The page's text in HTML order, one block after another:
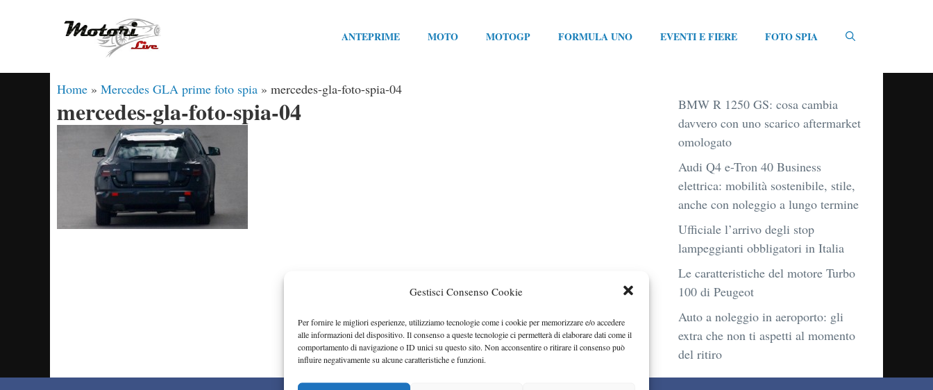
Gestisci Consenso Cookie
Per fornire le migliori esperienze, utilizziamo tecnologie come i cookie per memorizzare e/o accedere
alle informazioni del dispositivo. Il consenso a queste tecnologie ci permetterà di elaborare dati come il
comportamento di navigazione o ID unici su questo sito. Non acconsentire o ritirare il consenso può
influire negativamente su alcune caratteristiche e funzioni.
ANTEPRIME MOTO MOTOGP FORMULA UNO EVENTI E FIERE FOTO SPIA
Home » Mercedes GLA prime foto spia » mercedes-gla-foto-spia-04
mercedes-gla-foto-spia-04
BMW R 1250 GS: cosa cambia
davvero con uno scarico aftermarket
omologato
Audi Q4 e-Tron 40 Business
elettrica: mobilità sostenibile, stile,
anche con noleggio a lungo termine
Ufficiale l’arrivo degli stop
lampeggianti obbligatori in Italia
Le caratteristiche del motore Turbo
100 di Peugeot
Auto a noleggio in aeroporto: gli
extra che non ti aspetti al momento
del ritiro